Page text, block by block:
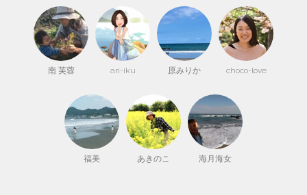
南 芙蓉 ari-iku 原みりか choco-love
福美 あきのこ 海月海女